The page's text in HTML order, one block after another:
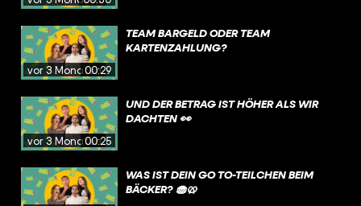
vor 3 Monaten
00:29
TEAM BARGELD ODER TEAM
KARTENZAHLUNG?
vor 3 Monaten
00:25
UND DER BETRAG IST HÖHER ALS WIR
DACHTEN 👀
WAS IST DEIN GO TO-TEILCHEN BEIM
BÄCKER? 🧁🥨